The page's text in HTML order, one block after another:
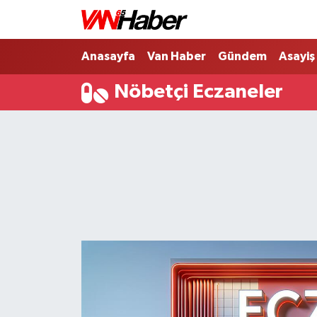
Anasayfa Van Haber Gündem Asayiş
Nöbetçi Eczaneler
Nöbetçi Eczaneler
Hava Durumu